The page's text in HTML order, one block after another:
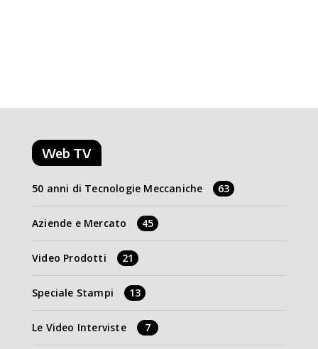
Web TV
50 anni di Tecnologie Meccaniche 63
Aziende e Mercato 45
Video Prodotti 21
Speciale Stampi 13
Le Video Interviste 7